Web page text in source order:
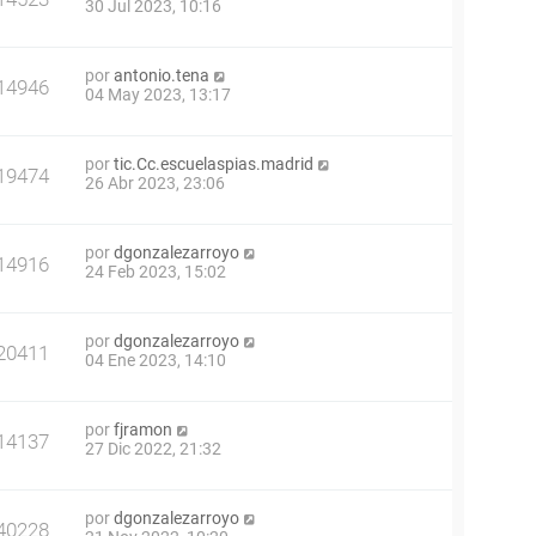
30 Jul 2023, 10:16
porantonio.tena
04 May 2023, 13:17
portic.Cc.escuelaspias.madrid
26 Abr 2023, 23:06
pordgonzalezarroyo
24 Feb 2023, 15:02
pordgonzalezarroyo
04 Ene 2023, 14:10
porfjramon
27 Dic 2022, 21:32
pordgonzalezarroyo